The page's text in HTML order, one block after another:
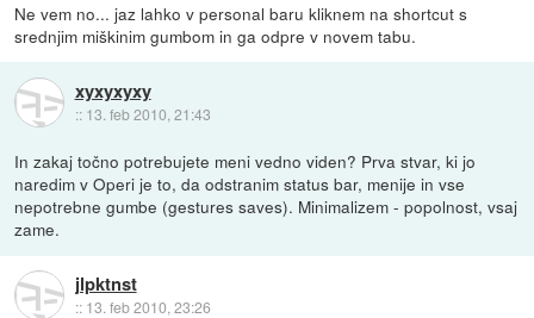
Ne vem no... jaz lahko v personal baru kliknem na shortcut s
srednjim miškinim gumbom in ga odpre v novem tabu.
xyxyxyxy
:: 13. feb 2010, 21:43
In zakaj točno potrebujete meni vedno viden? Prva stvar, ki jo
naredim v Operi je to, da odstranim status bar, menije in vse
nepotrebne gumbe (gestures saves). Minimalizem - popolnost, vsaj
zame.
jlpktnst
:: 13. feb 2010, 23:26